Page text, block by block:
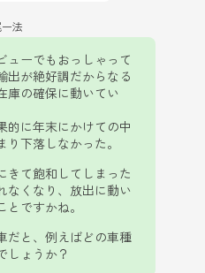
法
ューでもおっしゃって
出が絶好調だからなる
庫の確保に動いてい
的に年末にかけての中
り下落しなかった。
きて飽和してしまった
なくなり、放出に動い
とですかね。
だと、例えばどの車種
しょうか？